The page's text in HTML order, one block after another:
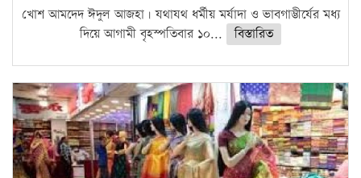
খোশ আমদেদ ঈদুল আজহা। যথাযথ ধর্মীয় মর্যাদা ও ভাবগাম্ভীর্যের মধ্য
দিয়ে আগামী বৃহস্পতিবার ১০...
বিস্তারিত